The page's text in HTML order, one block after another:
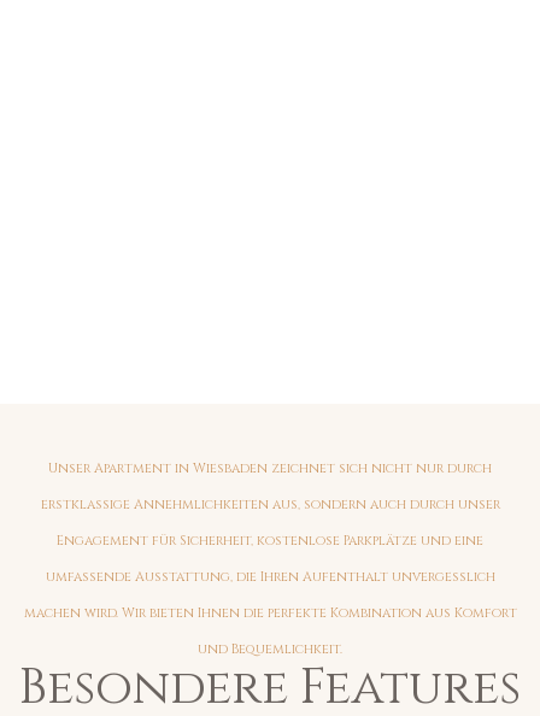
Unser Apartment in Wiesbaden zeichnet sich nicht nur durch
erstklassige Annehmlichkeiten aus, sondern auch durch unser
Engagement für Sicherheit, kostenlose Parkplätze und eine
umfassende Ausstattung, die Ihren Aufenthalt unvergesslich
machen wird. Wir bieten Ihnen die perfekte Kombination aus Komfort
und Bequemlichkeit.
Besondere Features